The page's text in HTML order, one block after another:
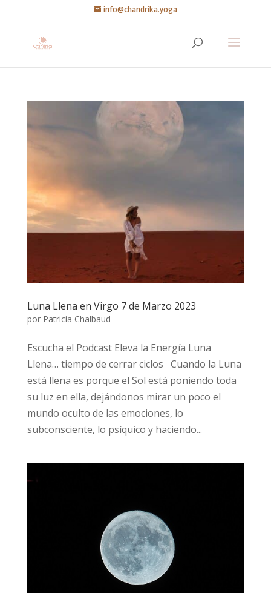
info@chandrika.yoga
Luna Llena en Virgo 7 de Marzo 2023
por Patricia Chalbaud
Escucha el Podcast Eleva la Energía Luna
Llena… tiempo de cerrar ciclos Cuando la Luna
está llena es porque el Sol está poniendo toda
su luz en ella, dejándonos mirar un poco el
mundo oculto de las emociones, lo
subconsciente, lo psíquico y haciendo...